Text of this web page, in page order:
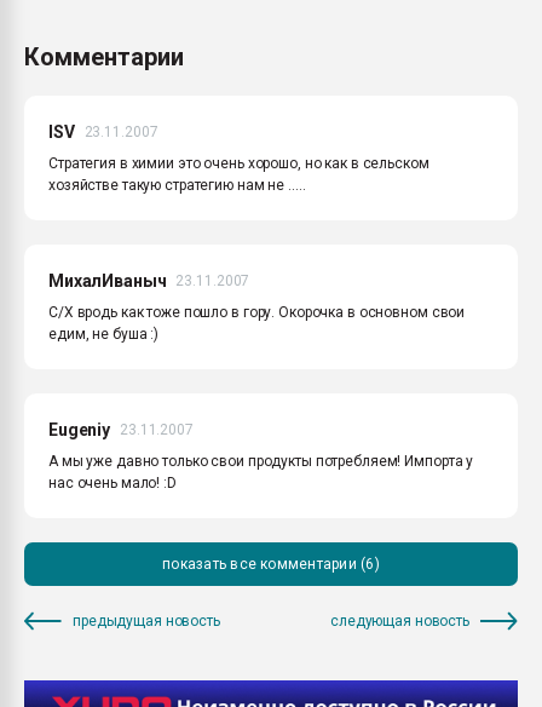
Комментарии
ISV
23.11.2007
Стратегия в химии это очень хорошо, но как в сельском
хозяйстве такую стратегию нам не .....
МихалИваныч
23.11.2007
С/Х вродь как тоже пошло в гору. Окорочка в основном свои
едим, не буша :)
Eugeniy
23.11.2007
А мы уже давно только свои продукты потребляем! Импорта у
нас очень мало! :D
показать все комментарии (6)
предыдущая новость следующая новость